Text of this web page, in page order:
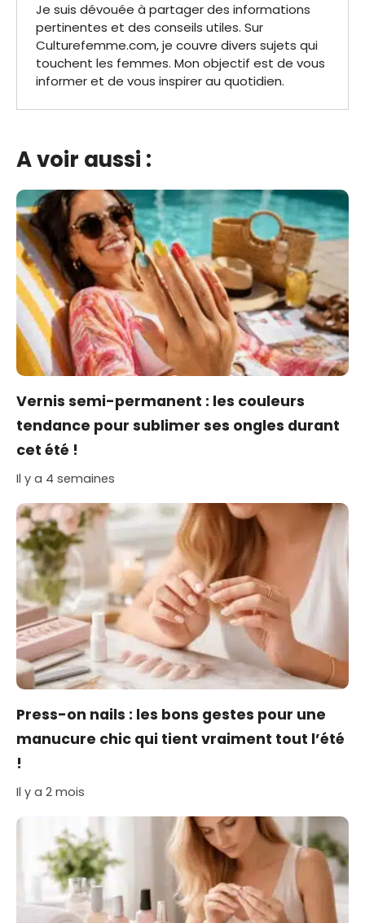
Je suis dévouée à partager des informations
pertinentes et des conseils utiles. Sur
Culturefemme.com, je couvre divers sujets qui
touchent les femmes. Mon objectif est de vous
informer et de vous inspirer au quotidien.
A voir aussi :
Vernis semi-permanent : les couleurs
tendance pour sublimer ses ongles durant
cet été !
Il y a 4 semaines
Press-on nails : les bons gestes pour une
manucure chic qui tient vraiment tout l’été
!
Il y a 2 mois